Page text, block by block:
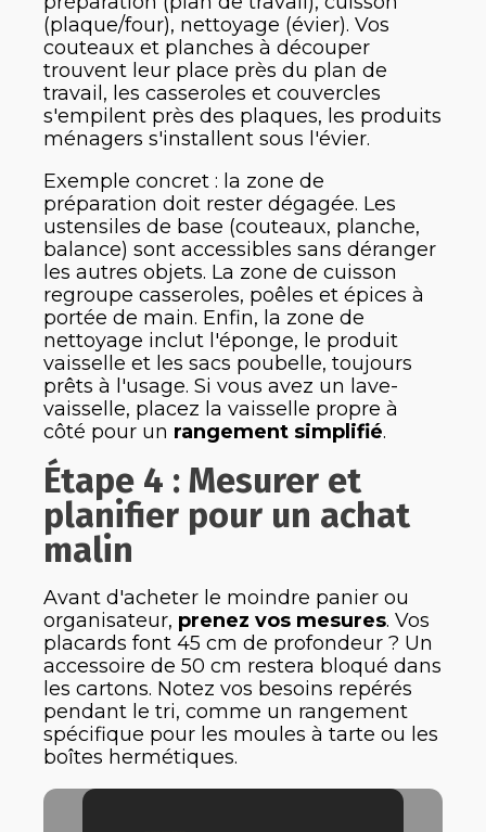
(plaque/four), nettoyage (évier). Vos
couteaux et planches à découper
trouvent leur place près du plan de
travail, les casseroles et couvercles
s'empilent près des plaques, les produits
ménagers s'installent sous l'évier.
Exemple concret : la zone de
préparation doit rester dégagée. Les
ustensiles de base (couteaux, planche,
balance) sont accessibles sans déranger
les autres objets. La zone de cuisson
regroupe casseroles, poêles et épices à
portée de main. Enfin, la zone de
nettoyage inclut l'éponge, le produit
vaisselle et les sacs poubelle, toujours
prêts à l'usage. Si vous avez un lave-
vaisselle, placez la vaisselle propre à
côté pour un rangement simplifié.
Étape 4 : Mesurer et
planifier pour un achat
malin
Avant d'acheter le moindre panier ou
organisateur, prenez vos mesures. Vos
placards font 45 cm de profondeur ? Un
accessoire de 50 cm restera bloqué dans
les cartons. Notez vos besoins repérés
pendant le tri, comme un rangement
spécifique pour les moules à tarte ou les
boîtes hermétiques.